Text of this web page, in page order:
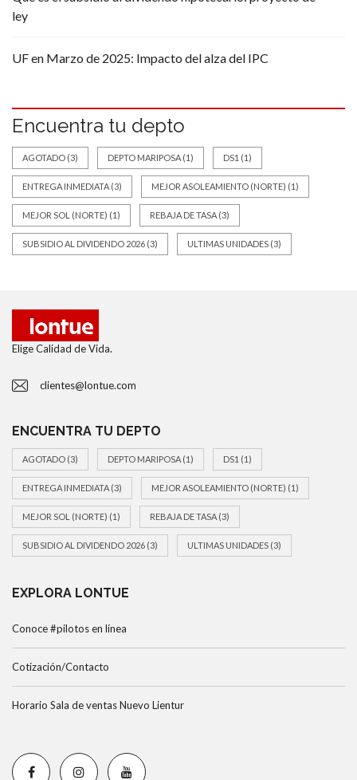
ley
UF en Marzo de 2025: Impacto del alza del IPC
Encuentra tu depto
AGOTADO (3) DEPTO MARIPOSA (1) DS1 (1)
ENTREGA INMEDIATA (3) MEJOR ASOLEAMIENTO (NORTE) (1)
MEJOR SOL (NORTE) (1) REBAJA DE TASA (3)
SUBSIDIO AL DIVIDENDO 2026 (3) ULTIMAS UNIDADES (3)
Elige Calidad de Vida.
clientes@lontue.com
ENCUENTRA TU DEPTO
AGOTADO (3) DEPTO MARIPOSA (1) DS1 (1)
ENTREGA INMEDIATA (3) MEJOR ASOLEAMIENTO (NORTE) (1)
MEJOR SOL (NORTE) (1) REBAJA DE TASA (3)
SUBSIDIO AL DIVIDENDO 2026 (3) ULTIMAS UNIDADES (3)
EXPLORA LONTUE
Conoce #pilotos en línea
Cotización/Contacto
Horario Sala de ventas Nuevo Lientur